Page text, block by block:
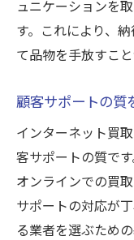
ュニケーションを
す。これにより、
て品物を手放すこと
顧客サポートの質
インターネット買
客サポートの質で
オンラインでの買
サポートの対応が
る業者を選ぶため